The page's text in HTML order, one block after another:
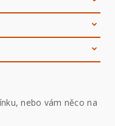
nebo vám něco na